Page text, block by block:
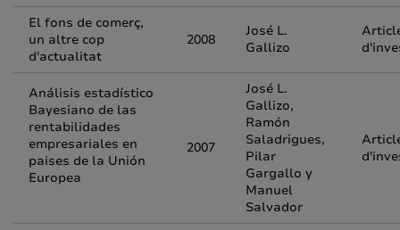
El fons de comerç,
un altre cop
d'actualitat
2008
José L.
Gallizo
Análisis estadístico
Bayesiano de las
rentabilidades
empresariales en
paises de la Unión
Europea
2007
José L.
Gallizo,
Ramón
Saladrigues,
Pilar
Gargallo y
Manuel
Salvador